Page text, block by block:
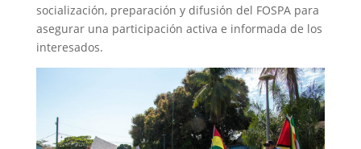
socialización, preparación y difusión del FOSPA para
asegurar una participación activa e informada de los
interesados.